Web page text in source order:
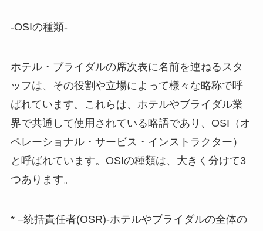
-OSIの種類-
ホテル・ブライダルの席次表に名前を連ねるスタ
ッフは、その役割や立場によって様々な略称で呼
ばれています。これらは、ホテルやブライダル業
界で共通して使用されている略語であり、OSI（オ
ペレーショナル・サービス・インストラクター）
と呼ばれています。OSIの種類は、大きく分けて3
つあります。
* –統括責任者(OSR)-ホテルやブライダルの全体の